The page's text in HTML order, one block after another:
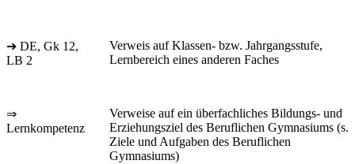
➔ DE, Gk 12,
LB 2
Verweis auf Klassen- bzw. Jahrgangsstufe,
Lernbereich eines anderen Faches
⇒
Lernkompetenz
Verweise auf ein überfachliches Bildungs- und
Erziehungsziel des Beruflichen Gymnasiums (s.
Ziele und Aufgaben des Beruflichen
Gymnasiums)